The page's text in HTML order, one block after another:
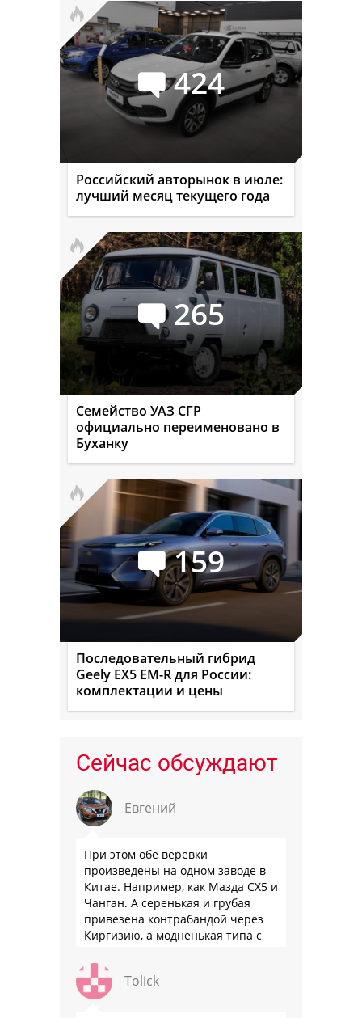
424
Российский авторынок в июле:
лучший месяц текущего года
265
Семейство УАЗ СГР
официально переименовано в
Буханку
159
Последовательный гибрид
Geely EX5 EM-R для России:
комплектации и цены
Сейчас обсуждают
Евгений
При этом обе веревки
произведены на одном заводе в
Китае. Например, как Мазда СХ5 и
Чанган. А серенькая и грубая
привезена контрабандой через
Киргизию, а модненькая типа с
Tolick